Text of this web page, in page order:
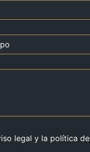
legal y la política de